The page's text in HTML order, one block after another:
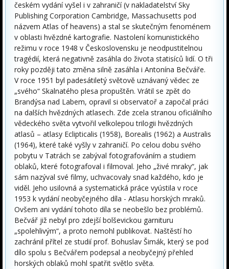
českém vydání vyšel i v zahraničí (v nakladatelství Sky
Publishing Corporation Cambridge, Massachusetts pod
názvem Atlas of heavens) a stal se skutečným fenoménem
v oblasti hvězdné kartografie. Nastolení komunistického
režimu v roce 1948 v Československu je neodpustitelnou
tragédií, která negativně zasáhla do života statisíců lidí. O tři
roky později tato změna silně zasáhla i Antonína Bečváře.
V roce 1951 byl padesátiletý světově uznávaný vědec ze
„svého“ Skalnatého plesa propuštěn. Vrátil se zpět do
Brandýsa nad Labem, opravil si observatoř a započal práci
na dalších hvězdných atlasech. Zde zcela stranou oficiálního
vědeckého světa vytvořil velkolepou trilogii hvězdných
atlasů – atlasy Eclipticalis (1958), Borealis (1962) a Australis
(1964), které také vyšly v zahraničí. Po celou dobu svého
pobytu v Tatrách se zabýval fotografováním a studiem
oblaků, které fotografoval i filmoval. Jeho „živé mraky“, jak
sám nazýval své filmy, uchvacovaly snad každého, kdo je
viděl. Jeho usilovná a systematická práce vyústila v roce
1953 k vydání neobyčejného díla - Atlasu horských mraků.
Ovšem ani vydání tohoto díla se neobešlo bez problémů.
Bečvář již nebyl pro zdejší bolševickou garnituru
„spolehlivým“, a proto nemohl publikovat. Naštěstí ho
zachránil přítel ze studií prof. Bohuslav Šimák, který se pod
dílo spolu s Bečvářem podepsal a neobyčejný přehled
horských oblaků mohl spatřit světlo světa.